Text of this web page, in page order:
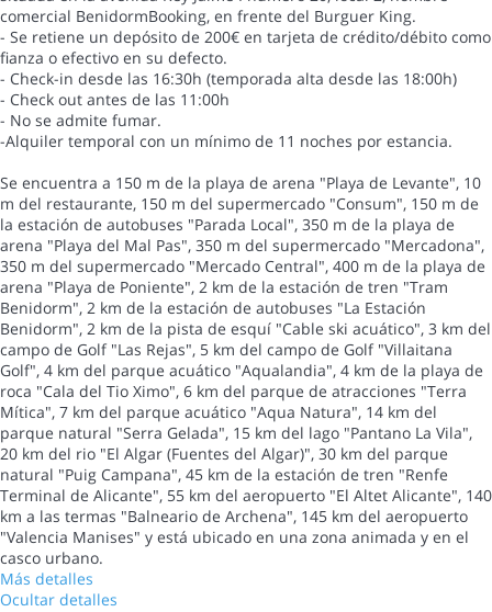
comercial BenidormBooking, en frente del Burguer King.
- Se retiene un depósito de 200€ en tarjeta de crédito/débito como
fianza o efectivo en su defecto.
- Check-in desde las 16:30h (temporada alta desde las 18:00h)
- Check out antes de las 11:00h
- No se admite fumar.
-Alquiler temporal con un mínimo de 11 noches por estancia.
Se encuentra a 150 m de la playa de arena "Playa de Levante", 10
m del restaurante, 150 m del supermercado "Consum", 150 m de
la estación de autobuses "Parada Local", 350 m de la playa de
arena "Playa del Mal Pas", 350 m del supermercado "Mercadona",
350 m del supermercado "Mercado Central", 400 m de la playa de
arena "Playa de Poniente", 2 km de la estación de tren "Tram
Benidorm", 2 km de la estación de autobuses "La Estación
Benidorm", 2 km de la pista de esquí "Cable ski acuático", 3 km del
campo de Golf "Las Rejas", 5 km del campo de Golf "Villaitana
Golf", 4 km del parque acuático "Aqualandia", 4 km de la playa de
roca "Cala del Tio Ximo", 6 km del parque de atracciones "Terra
Mítica", 7 km del parque acuático "Aqua Natura", 14 km del
parque natural "Serra Gelada", 15 km del lago "Pantano La Vila",
20 km del rio "El Algar (Fuentes del Algar)", 30 km del parque
natural "Puig Campana", 45 km de la estación de tren "Renfe
Terminal de Alicante", 55 km del aeropuerto "El Altet Alicante", 140
km a las termas "Balneario de Archena", 145 km del aeropuerto
"Valencia Manises" y está ubicado en una zona animada y en el
casco urbano.
Más detalles
Ocultar detalles